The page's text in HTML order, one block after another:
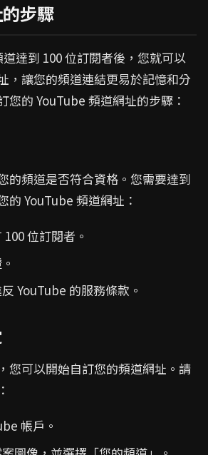
步驟
達到 100 位訂閱者後，您就可以
，讓您的頻道連結更易於記憶和分
您的 YouTube 頻道網址的步驟：
的頻道是否符合資格。您需要達到
的 YouTube 頻道網址：
位訂閱者。
YouTube 的服務條款。
您可以開始自訂您的頻道網址。請
帳戶。